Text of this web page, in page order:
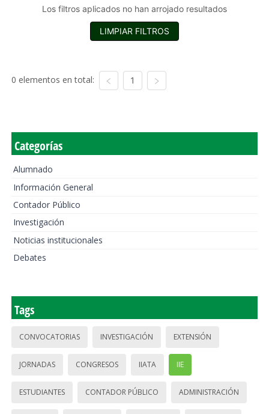
Los filtros aplicados no han arrojado resultados
LIMPIAR FILTROS
0 elementos en total: 1
Categorías
Alumnado
Información General
Contador Público
Investigación
Noticias institucionales
Debates
Tags
CONVOCATORIAS INVESTIGACIÓN EXTENSIÓN
JORNADAS CONGRESOS IIATA IIE
ESTUDIANTES CONTADOR PÚBLICO ADMINISTRACIÓN